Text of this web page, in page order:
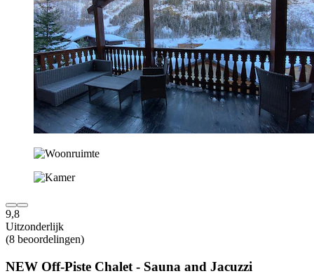
9,8
Uitzonderlijk
(8 beoordelingen)
NEW Off-Piste Chalet - Sauna and Jacuzzi